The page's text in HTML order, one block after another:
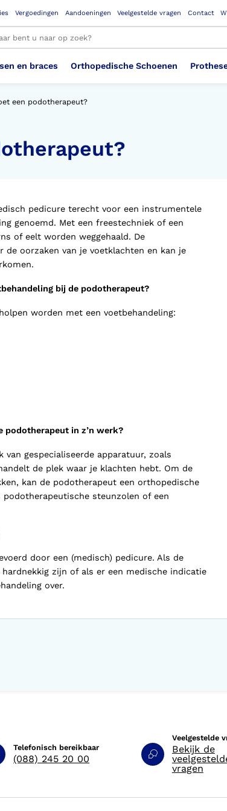
Vergoedingen Aandoeningen Veelgestelde vragen Contact
Therapeutisch Elastische
Kousen (klasse 2)
3D geprinte steunzolen
en braces
Been Knie
Rug
Orthopedische Schoenen
Orthopedische Schoenen OSA
Verbandschoen
Bovenbeenprothese
Veiligheidsschoenen –
Werknemer
een podotherapeut?
pedicure terecht voor een instrumentele
genoemd. Met een freestechniek of een
of eelt worden weggehaald. De
de oorzaken van je voetklachten en kan je
bij de podotherapeut?
worden met een voetbehandeling:
podotherapeut in z’n werk?
gespecialiseerde apparatuur, zoals
de plek waar je klachten hebt. Om de
kan de podotherapeut een orthopedische
steunzolen of een
door een (medisch) pedicure. Als de
zijn of als er een medische indicatie
over.
Telefonisch bereikbaar
(088) 245 20 00
Veelgestelde
Bekijk de
vragen